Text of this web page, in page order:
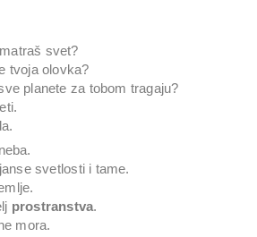
svet?
tvoja olovka?
planete za tobom tragaju?
svetlosti i tame.
prostranstva.
mora.